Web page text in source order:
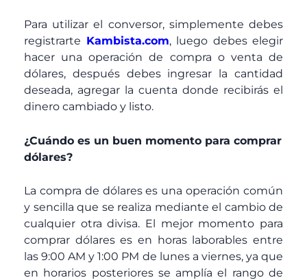
Para utilizar el conversor, simplemente debes
registrarte Kambista.com, luego debes elegir
hacer una operación de compra o venta de
dólares, después debes ingresar la cantidad
deseada, agregar la cuenta donde recibirás el
dinero cambiado y listo.
¿Cuándo es un buen momento para comprar
dólares?
La compra de dólares es una operación común
y sencilla que se realiza mediante el cambio de
cualquier otra divisa. El mejor momento para
comprar dólares es en horas laborables entre
las 9:00 AM y 1:00 PM de lunes a viernes, ya que
en horarios posteriores se amplía el rango de